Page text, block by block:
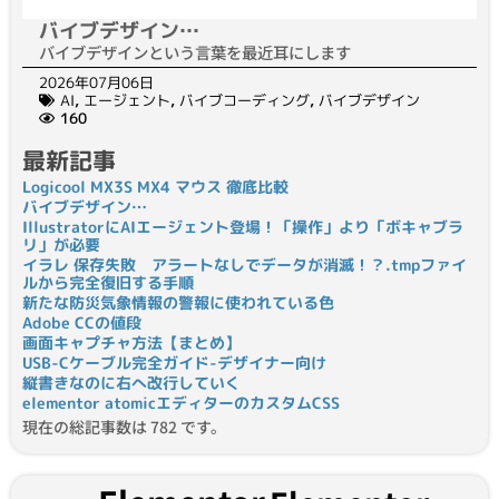
バイブデザイン…
バイブデザインという言葉を最近耳にします
2026年07月06日
AI, エージェント, バイブコーディング, バイブデザイン
160
最新記事
Logicool MX3S MX4 マウス 徹底比較
バイブデザイン…
IllustratorにAIエージェント登場！「操作」より「ボキャブラ
リ」が必要
イラレ 保存失敗 アラートなしでデータが消滅！？.tmpファイ
ルから完全復旧する手順
新たな防災気象情報の警報に使われている色
Adobe CCの値段
画面キャプチャ方法【まとめ】
USB-Cケーブル完全ガイド-デザイナー向け
縦書きなのに右へ改行していく
elementor atomicエディターのカスタムCSS
現在の総記事数は 782 です。